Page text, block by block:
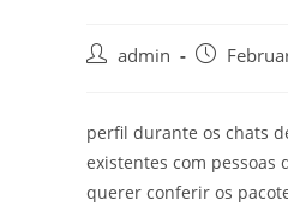
Postadmin
Post
perfil durante os chats
existentes com pessoas
querer conferir os